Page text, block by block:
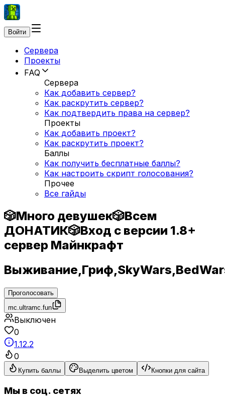
Войти
Сервера
Проекты
FAQ
Сервера
Как добавить сервер?
Как раскрутить сервер?
Как подтвердить права на сервер?
Проекты
Как добавить проект?
Как раскрутить проект?
Баллы
Как получить бесплатные баллы?
Как настроить скрипт голосования?
Прочее
Все гайды
🎲Много девушек🎲Всем
ДОНАТИК🎲Вход с версии 1.8+
сервер Майнкрафт
Проголосовать
mc.ultramc.fun
Выключен
0
1.12.2
0
Купить баллы Выделить цветом Кнопки для сайта
Мы в соц. сетях